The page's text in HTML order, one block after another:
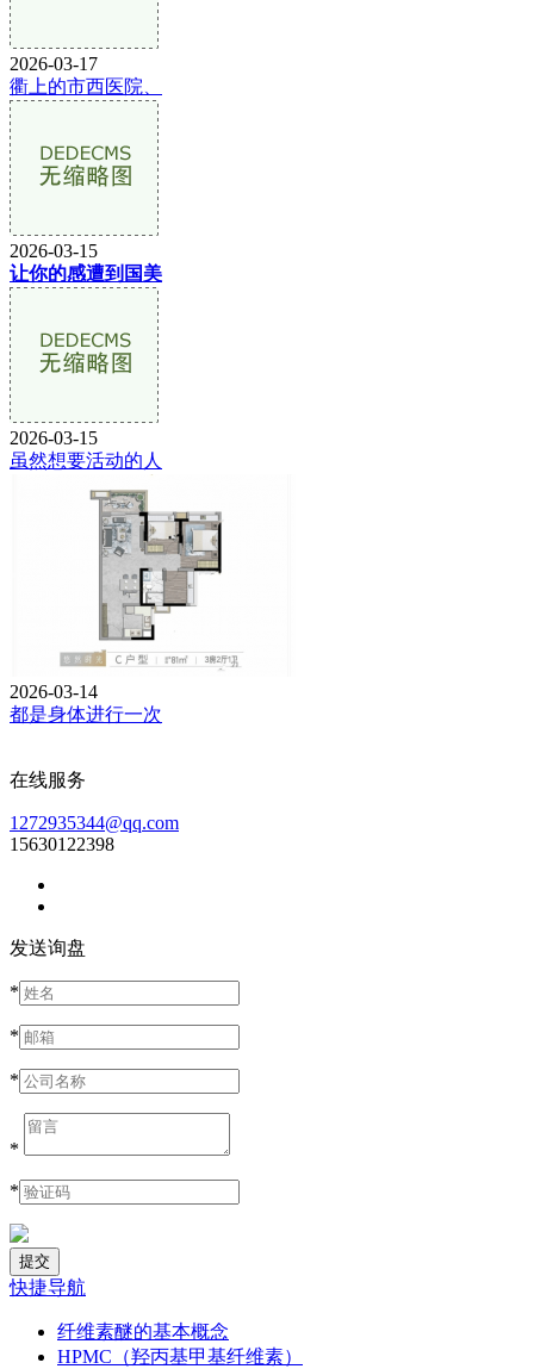
2026-03-17
衢上的市西医院、
2026-03-15
让你的感遭到国美
2026-03-15
虽然想要活动的人
2026-03-14
都是身体进行一次
在线服务
1272935344@qq.com
15630122398
发送询盘
*
*
*
*
*
快捷导航
纤维素醚的基本概念
HPMC（羟丙基甲基纤维素）